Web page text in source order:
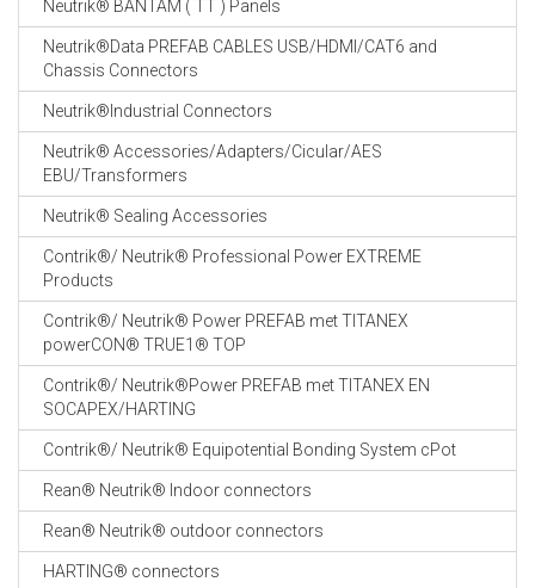
TOEBEHOREN
CABLE EQUIPEMENTS
Neutrik® BANTAM ( TT ) Panels
Neutrik®Data PREFAB CABLES USB/HDMI/CAT6 and
Chassis Connectors
Neutrik®Industrial Connectors
Neutrik® Accessories/Adapters/Cicular/AES
EBU/Transformers
Neutrik® Sealing Accessories
Contrik®/ Neutrik® Professional Power EXTREME
Products
Contrik®/ Neutrik® Power PREFAB met TITANEX
powerCON® TRUE1® TOP
Contrik®/ Neutrik®Power PREFAB met TITANEX EN
SOCAPEX/HARTING
Contrik®/ Neutrik® Equipotential Bonding System cPot
Rean® Neutrik® Indoor connectors
Rean® Neutrik® outdoor connectors
HARTING® connectors